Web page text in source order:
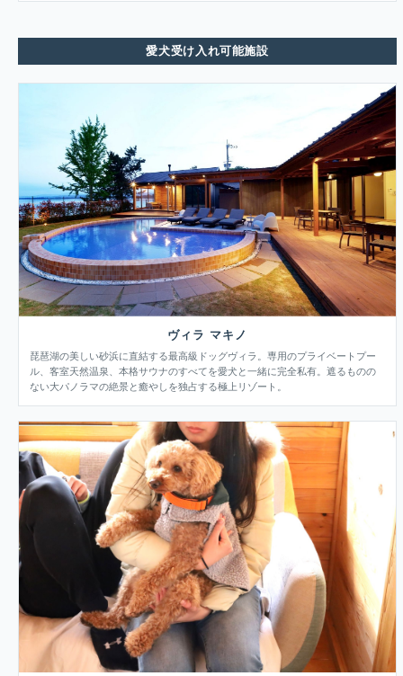
愛犬受け入れ可能施設
ヴィラ マキノ
琵琶湖の美しい砂浜に直結する最高級ドッグヴィラ。専用のプライベートプー
ル、客室天然温泉、本格サウナのすべてを愛犬と一緒に完全私有。遮るものの
ない大パノラマの絶景と癒やしを独占する極上リゾート。